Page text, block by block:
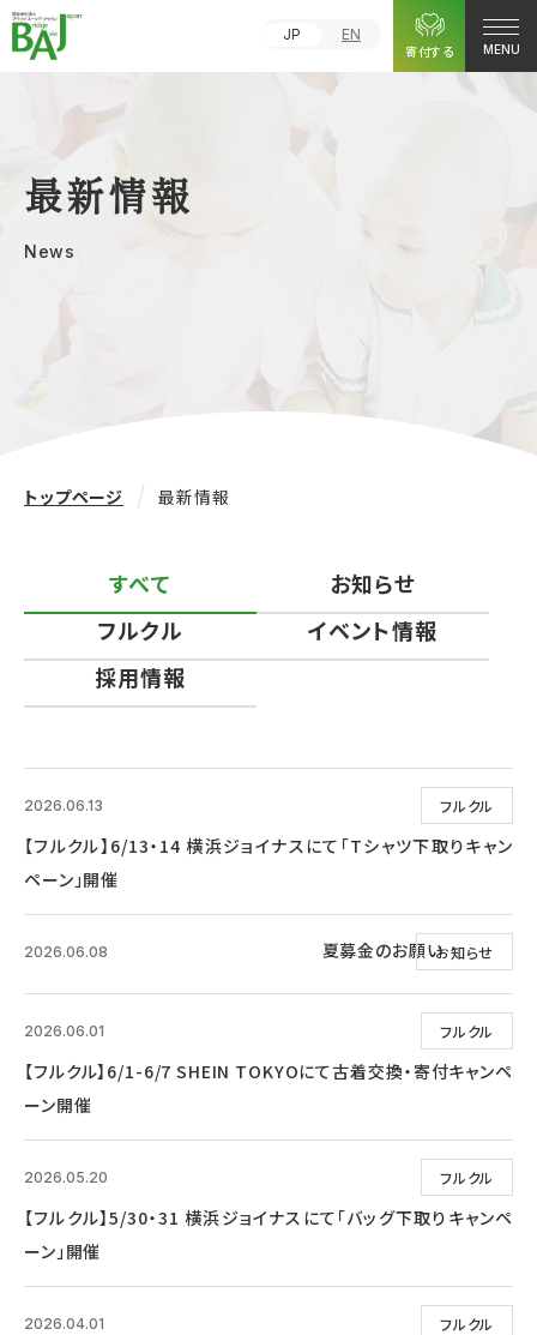
JP
EN
寄付する
MENU
最新情報
News
トップページ 最新情報
すべて
お知らせ
フルクル
イベント情報
採用情報
フルクル
2026.06.13
【フルクル】6/13・14 横浜ジョイナスにて「Tシャツ下取りキャン
ペーン」開催
お知らせ
2026.06.08 夏募金のお願い
フルクル
2026.06.01
【フルクル】6/1-6/7 SHEIN TOKYOにて古着交換・寄付キャンペ
ーン開催
フルクル
2026.05.20
【フルクル】5/30・31 横浜ジョイナスにて「バッグ下取りキャンペ
ーン」開催
フルクル
2026.04.01